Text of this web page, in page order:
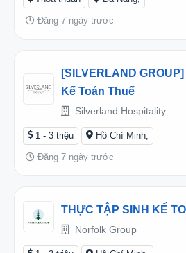
Đăng 7 ngày trước
[SILVERLAND
Kế Toán Thuế
Silverland Hospitality
1 - 3 triệu Hồ Chí Minh,
Đăng 7 ngày trước
THỰC TẬP SINH KẾ
Norfolk Group